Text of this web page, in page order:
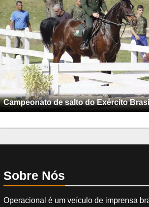
Campeonato de salto do Exército
Sobre Nós
Operacional é um veículo de imprensa